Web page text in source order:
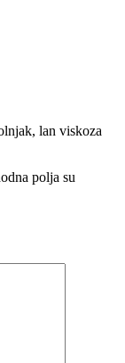
lan viskoza
polja su